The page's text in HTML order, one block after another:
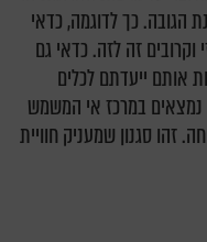
הגובה. כך לדוגמה, כדאי
וקרובים זה לזה. כדאי גם
אותם ייעדתם לכלים
נמצאים במרכז אי המשמש
זהו סגנון שמעניק חוויית